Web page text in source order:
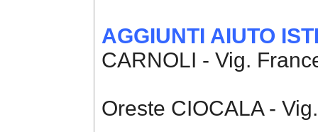
AGGIUNTI AIUTO
CARNOLI - Vig.
Oreste CIOCALA -